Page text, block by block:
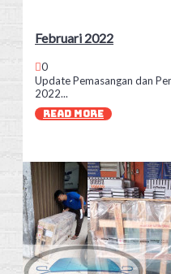
Februari 2022
0
Update Pemasangan dan
2022...
READ MORE